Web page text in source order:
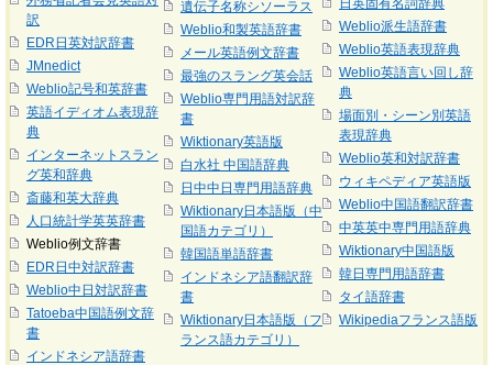
訳
EDR日英対訳辞書
JMnedict
Weblio記号和英辞書
英語イディオム表現辞
典
インターネットスラン
グ英和辞典
斎藤和英大辞典
人口統計学英英辞書
Weblio例文辞書
EDR日中対訳辞書
Weblio中日対訳辞書
Tatoeba中国語例文辞
書
インドネシア語辞書
遺伝子名称シソーラス
Weblio和製英語辞書
メール英語例文辞書
最強のスラング英会話
Weblio専門用語対訳辞
書
Wiktionary英語版
白水社 中国語辞典
日中中日専門用語辞典
Wiktionary日本語版（中
国語カテゴリ）
韓国語単語辞書
インドネシア語翻訳辞
書
Wiktionary日本語版（フ
ランス語カテゴリ）
日英固有名詞辞典
Weblio派生語辞書
Weblio英語表現辞典
Weblio英語言い回し辞
典
場面別・シーン別英語
表現辞典
Weblio英和対訳辞書
ウィキペディア英語版
Weblio中国語翻訳辞書
中英英中専門用語辞典
Wiktionary中国語版
韓日専門用語辞書
タイ語辞書
Wikipediaフランス語版